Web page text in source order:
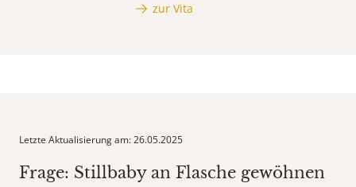
zur Vita
Letzte Aktualisierung am: 26.05.2025
Frage: Stillbaby an Flasche gewöhnen